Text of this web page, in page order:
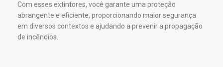
Com esses extintores, você garante uma proteção
abrangente e eficiente, proporcionando maior segurança
em diversos contextos e ajudando a prevenir a propagação
de incêndios.